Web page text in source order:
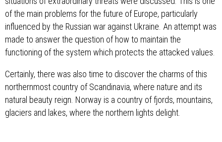
of the main problems for the future of Europe, particularly
influenced by the Russian war against Ukraine. An attempt was
made to answer the question of how to maintain the
functioning of the system which protects the attacked values.
Certainly, there was also time to discover the charms of this
northernmost country of Scandinavia, where nature and its
natural beauty reign. Norway is a country of fjords, mountains,
glaciers and lakes, where the northern lights delight.